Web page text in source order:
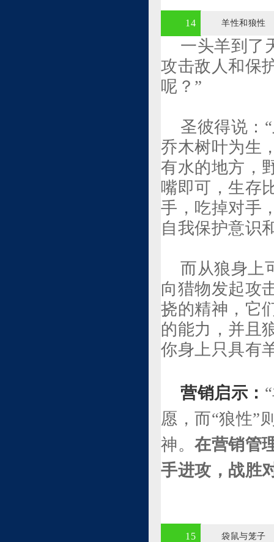
14 羊性和狼性
一头羊到了
攻击敌人和保
呢？”
圣彼得说：
乔木树叶为生
有水的地方，
嘴即可，生存
手，吃掉对手
自我保护意识
而从狼身上
向猎物发起攻
挠的精神，它
的能力，并且
你身上只具有
营销启示：
愿，而“狼性”
神。在营销管
手进攻，战胜
15 袋鼠与笼子